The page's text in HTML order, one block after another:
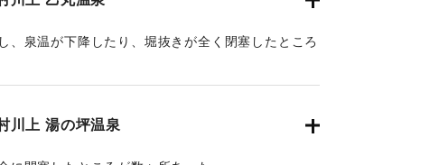
、泉温が下降したり、堀抜きが全く閉塞したところ
川上 湯の坪温泉